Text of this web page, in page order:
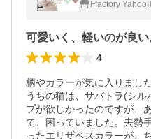
コットン 綿 ち
Ffactory Yahoo!
可愛いく、軽いのが良い
4
柄やカラーが気に入りました
うちの猫は、サバトラ(シ
プが欲しかったのですが、
て、困っていました。去勢
ったエリザベスカラーが、